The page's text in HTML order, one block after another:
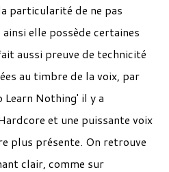
particularité de ne pas
elle possède certaines
aussi preuve de technicité
au timbre de la voix, par
Learn Nothing' il y a
et une puissante voix
plus présente. On retrouve
clair, comme sur